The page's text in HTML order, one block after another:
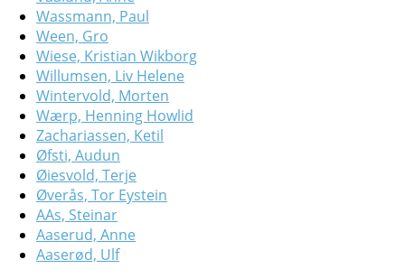
Wassmann, Paul
Ween, Gro
Wiese, Kristian Wikborg
Willumsen, Liv Helene
Wintervold, Morten
Wærp, Henning Howlid
Zachariassen, Ketil
Øfsti, Audun
Øiesvold, Terje
Øverås, Tor Eystein
AAs, Steinar
Aaserud, Anne
Aaserød, Ulf